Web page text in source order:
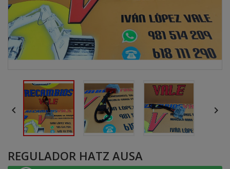
 
REGULADOR HATZ AUSA